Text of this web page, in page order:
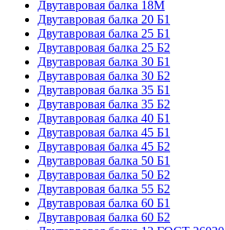
Двутавровая балка 18М
Двутавровая балка 20 Б1
Двутавровая балка 25 Б1
Двутавровая балка 25 Б2
Двутавровая балка 30 Б1
Двутавровая балка 30 Б2
Двутавровая балка 35 Б1
Двутавровая балка 35 Б2
Двутавровая балка 40 Б1
Двутавровая балка 45 Б1
Двутавровая балка 45 Б2
Двутавровая балка 50 Б1
Двутавровая балка 50 Б2
Двутавровая балка 55 Б2
Двутавровая балка 60 Б1
Двутавровая балка 60 Б2